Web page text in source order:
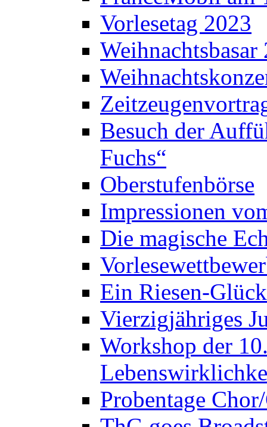
Vorlesetag 2023
Weihnachtsbasar
Besuch der
Fuchs“
Oberstufenbörse
Impressionen
Die magische
Ein Riesen-
Vierzigjähriges
Workshop der
Probentage